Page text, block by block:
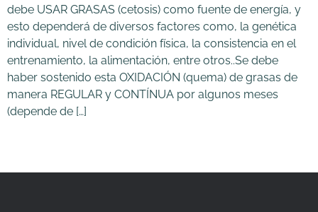
debe USAR GRASAS (cetosis) como fuente de energía, y
esto dependerá de diversos factores como, la genética
individual, nivel de condición física, la consistencia en el
entrenamiento, la alimentación, entre otros..Se debe
haber sostenido esta OXIDACIÓN (quema) de grasas de
manera REGULAR y CONTÍNUA por algunos meses
(depende de […]